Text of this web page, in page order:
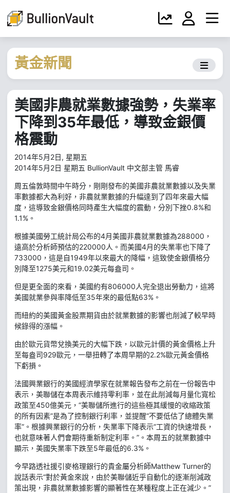
黃金新聞
美國非農就業數據強勢，失業率
下降到35年最低，導致金銀價
格震動
2014年5月2日, 星期五
2014年5月2日 星期五 BullionVault 中文部主管 馬睿
周五倫敦時間中午時分，剛剛發布的美國非農就業數據以及失業
率數據都大為利好，非農就業數據的升幅達到了四年來最大幅
度，這導致金銀價格同時產生大幅度的震動，分別下挫0.8%和
1.1%。
根據美國勞工統計局公布的4月美國非農就業數據為288000，
遠高於分析師預估的220000人。而美國4月的失業率也下降了
733000，這是自1949年以來最大的降幅，這致使金銀價格分
別降至1275美元和19.02美元每盎司。
但是更全面的來看，美國約有806000人完全退出勞動力，這將
美國就業參與率降低至35年來的最低點63%。
而紐約的美國黃金股票期貨由於就業數據的影響也削減了較早時
候錄得的漲幅。
由於歐元貨幣兌換美元的大幅下跌，以歐元計價的黃金價格上升
至每盎司929歐元，一舉扭轉了本周早期的2.2%歐元黃金價格
下虧損。
法國興業銀行的美國經濟學家在就業報告發布之前在一份報告中
表示，美聯儲在本周表示維持零利率，並在此削減每月量化寬松
政策至450億美元，“美聯儲所進行的這些極其緩慢的收縮政策
的所有因素”是為了控制銀行利率，並提醒“不要低估了總體失業
率”。根據興業銀行的分析，失業率下降表示“工資的快速增長，
也就意味著人們會期待重新制定利率。”。本周五的就業數據中
顯示，美國失業率下跌至5年最低的6.3%。
今早路透社援引麥格理銀行的貴金屬分析師Matthew Turner的
說話表示“對於黃金來說，由於美聯儲近乎自動化的逐漸削減政
策出現，非農就業數據影響的顯著性在某種程度上正在減少。”